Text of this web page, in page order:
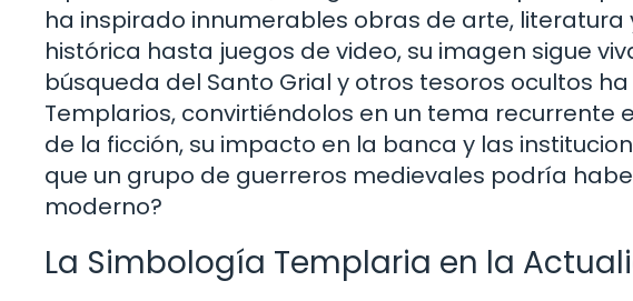
ha inspirado innumerables obras de arte, literatura
histórica hasta juegos de video, su imagen sigue
búsqueda del Santo Grial y otros tesoros ocultos
Templarios, convirtiéndolos en un tema recurrente
de la ficción, su impacto en la banca y las
que un grupo de guerreros medievales podría
moderno?
La Simbología Templaria en la